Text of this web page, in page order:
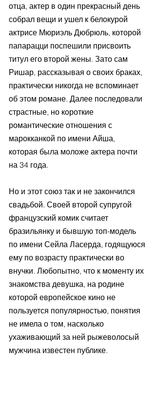
отца, актер в один прекрасный день
собрал вещи и ушел к белокурой
актрисе Мюриэль Дюбрюль, которой
папарацци поспешили присвоить
титул его второй жены. Зато сам
Ришар, рассказывая о своих браках,
практически никогда не вспоминает
об этом романе. Далее последовали
страстные, но короткие
романтические отношения с
марокканкой по имени Айша,
которая была моложе актера почти
на 34 года.
Но и этот союз так и не закончился
свадьбой. Своей второй супругой
французский комик считает
бразильянку и бывшую топ-модель
по имени Сейла Ласерда, годящуюся
ему по возрасту практически во
внучки. Любопытно, что к моменту их
знакомства девушка, на родине
которой европейское кино не
пользуется популярностью, понятия
не имела о том, насколько
ухаживающий за ней рыжеволосый
мужчина известен публике.